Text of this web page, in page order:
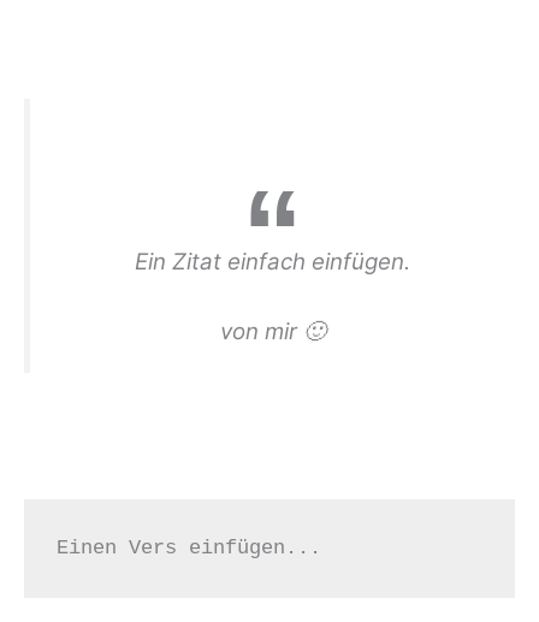
Ein Zitat einfach einfügen.
von mir 🙂
Einen Vers einfügen...